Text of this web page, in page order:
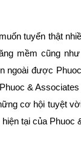
tuyển thật
mềm cũng
ngoài được
&
cơ hội tuyệt
tại của Phuoc